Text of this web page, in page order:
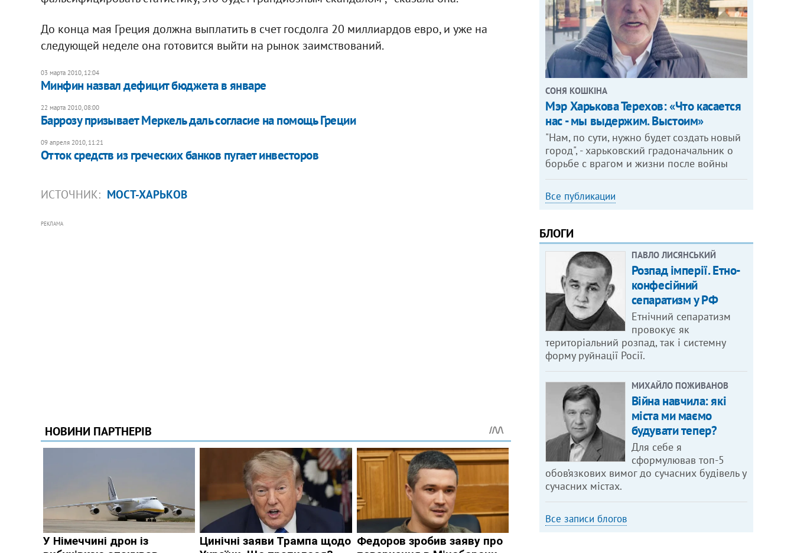
До конца мая Греция должна выплатить в счет госдолга 20 миллиардов евро, и уже на
следующей неделе она готовится выйти на рынок заимствований.
03 марта 2010, 12:04
Минфин назвал дефицит бюджета в январе
22 марта 2010, 08:00
Баррозу призывает Меркель даль согласие на помощь Греции
09 апреля 2010, 11:21
Отток средств из греческих банков пугает инвесторов
ИСТОЧНИК: МОСТ-ХАРЬКОВ
РЕКЛАМА
СОНЯ КОШКІНА
Мэр Харькова Терехов: «Что касается
нас - мы выдержим. Выстоим»
"Нам, по сути, нужно будет создать новый
город", - харьковский градоначальник о
борьбе с врагом и жизни после войны
Все публикации
БЛОГИ
ПАВЛО ЛИСЯНСЬКИЙ
Розпад імперії. Етно-
конфесійний
сепаратизм у РФ
Етнічний сепаратизм
провокує як
територіальний розпад, так і системну
форму руйнації Росії.
МИХАЙЛО ПОЖИВАНОВ
Війна навчила: які
міста ми маємо
будувати тепер?
Для себе я
сформулював топ-5
обов’язкових вимог до сучасних будівель у
сучасних містах.
Все записи блогов